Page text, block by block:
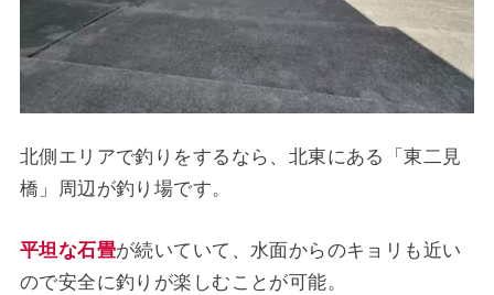
北側エリアで釣りをするなら、北東にある「東二見
橋」周辺が釣り場です。
平坦な石畳が続いていて、水面からのキョリも近い
ので安全に釣りが楽しむことが可能。